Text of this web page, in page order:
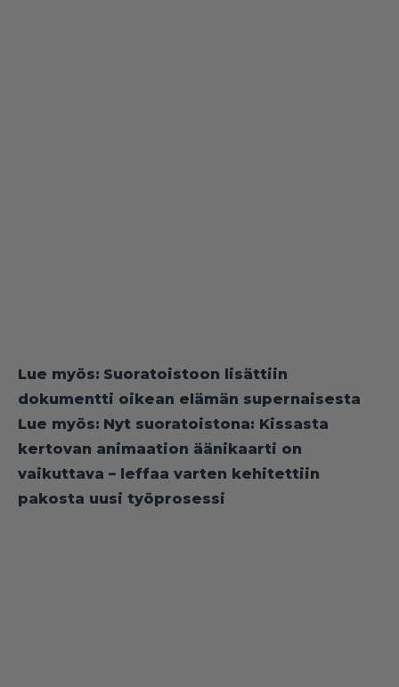
Lue myös: Suoratoistoon lisättiin
dokumentti oikean elämän supernaisesta
Lue myös: Nyt suoratoistona: Kissasta
kertovan animaation äänikaarti on
vaikuttava – leffaa varten kehitettiin
pakosta uusi työprosessi